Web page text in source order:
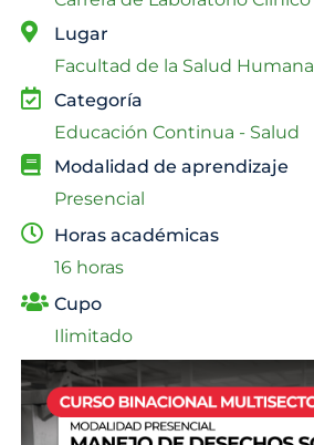
Lugar
Facultad de la Salud Humana
Categoría
Educación Continua - Salud
Modalidad de aprendizaje
Presencial
Horas académicas
16 horas
Cupo
Ilimitado